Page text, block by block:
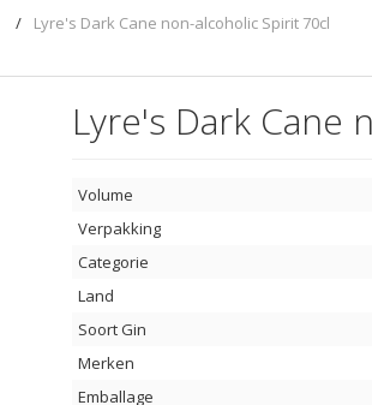
Lyre's Dark Cane non-alcoholic Spirit 70cl
Lyre's Dark Cane
Volume
Verpakking
Categorie
Land
Soort Gin
Merken
Emballage